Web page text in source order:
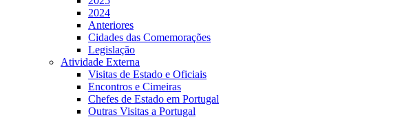
2024
Anteriores
Cidades das Comemorações
Legislação
Atividade Externa
Visitas de Estado e Oficiais
Encontros e Cimeiras
Chefes de Estado em Portugal
Outras Visitas a Portugal